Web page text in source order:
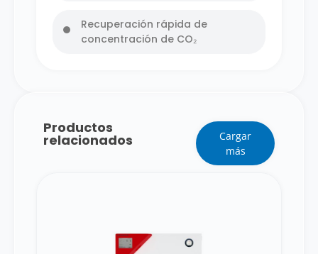
Recuperación rápida de
concentración de CO₂
Productos
relacionados
Cargar
más